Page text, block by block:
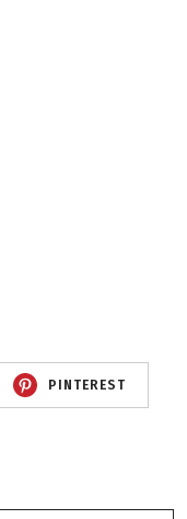
PINTEREST